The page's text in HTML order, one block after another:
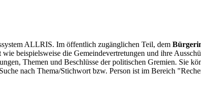
ALLRIS. Im öffentlich zugänglichen Teil, dem
beispielsweise die Gemeindevertretungen und ihre
Themen und Beschlüsse der politischen Gremien. Sie
nach Thema/Stichwort bzw. Person ist im Bereich